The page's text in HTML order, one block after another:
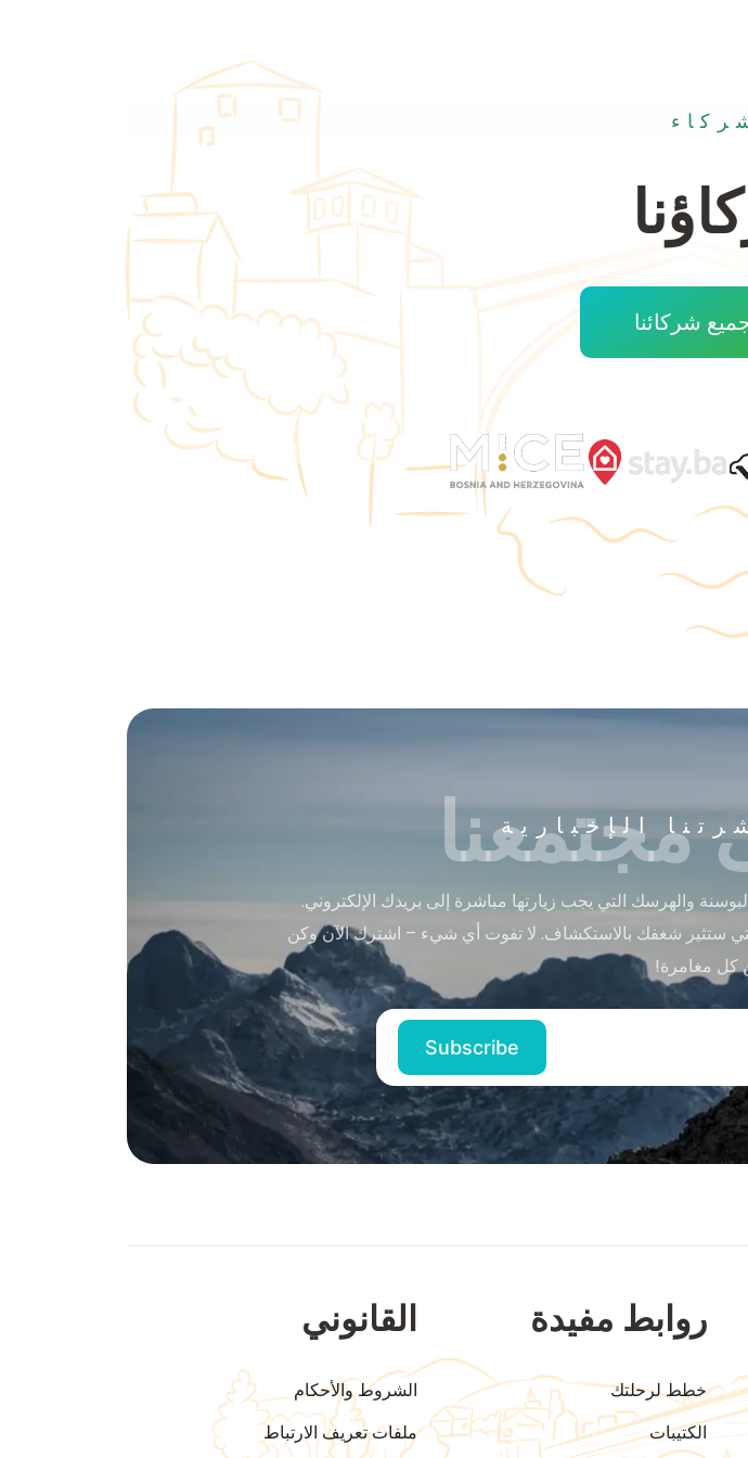
شركائنا
الإخبارية
مجتمعنا
والهرسك التي يجب زيارتها مباشرة إلى بريدك الإلكتروني.
ستثير شغفك بالاستكشاف. لا تفوت أي شيء – اشترك الآن وكن
كل مغامرة!
روابط مفيدة
خطط لرحلتك
الكتيبات
القانوني
الشروط والأحكام
ملفات تعريف الارتباط